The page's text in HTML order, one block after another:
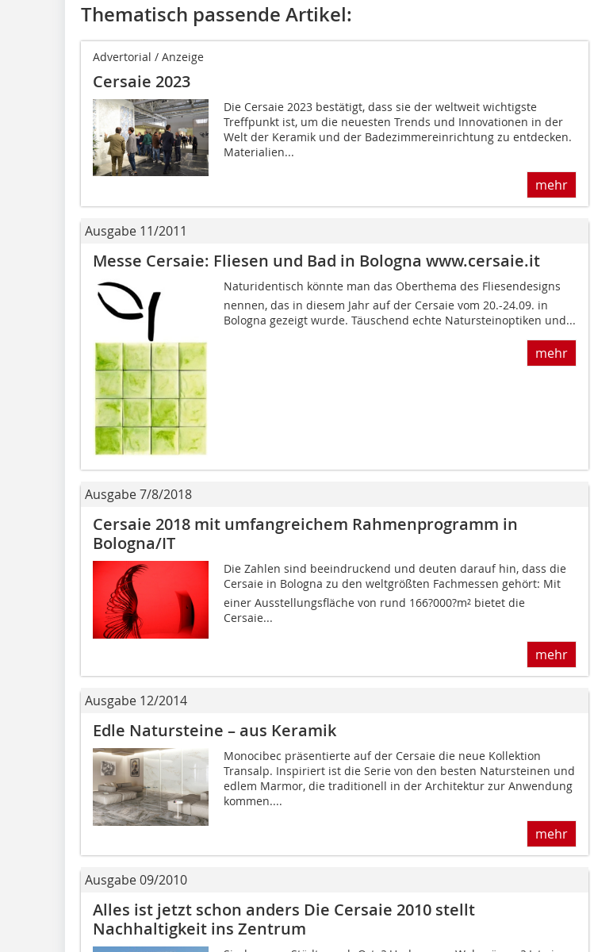
Thematisch passende Artikel:
Advertorial / Anzeige
Cersaie 2023
Die Cersaie 2023 bestätigt, dass sie der weltweit wichtigste
Treffpunkt ist, um die neuesten Trends und Innovationen in der
Welt der Keramik und der Badezimmereinrichtung zu entdecken.
Materialien...
mehr
Ausgabe 11/2011
Messe Cersaie: Fliesen und Bad in Bologna www.cersaie.it
Naturidentisch könnte man das Oberthema des Fliesendesigns
nennen, das in diesem Jahr auf der Cersaie vom 20.-24.09. in
Bologna gezeigt wurde. Täuschend echte Natursteinoptiken und...
mehr
Ausgabe 7/8/2018
Cersaie 2018 mit umfangreichem Rahmenprogramm in
Bologna/IT
Die Zahlen sind beeindruckend und deuten darauf hin, dass die
Cersaie in Bologna zu den weltgrößten Fachmessen gehört: Mit
einer Ausstellungsfläche von rund 166?000?m² bietet die
Cersaie...
mehr
Ausgabe 12/2014
Edle Natursteine – aus Keramik
Monocibec präsentierte auf der Cersaie die neue Kollektion
Transalp. Inspiriert ist die Serie von den besten Natursteinen und
edlem Marmor, die traditionell in der Architektur zur Anwendung
kommen....
mehr
Ausgabe 09/2010
Alles ist jetzt schon anders Die Cersaie 2010 stellt
Nachhaltigkeit ins Zentrum